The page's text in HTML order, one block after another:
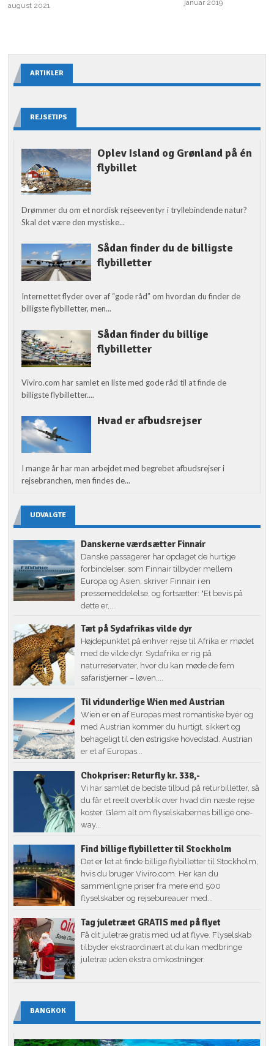
august 2021
januar 2019
ARTIKLER
REJSETIPS
Oplev Island og Grønland på én
flybillet
Drømmer du om et nordisk rejseeventyr i tryllebindende natur?
Skal det være den mystiske...
Sådan finder du de billigste
flybilletter
Internettet flyder over af “gode råd” om hvordan du finder de
billigste flybilletter, men...
Sådan finder du billige
flybilletter
Viviro.com har samlet en liste med gode råd til at finde de
billigste flybilletter....
Hvad er afbudsrejser
I mange år har man arbejdet med begrebet afbudsrejser i
rejsebranchen, men findes de...
UDVALGTE
Danskerne værdsætter Finnair
Danske passagerer har opdaget de hurtige
forbindelser, som Finnair tilbyder mellem
Europa og Asien, skriver Finnair i en
pressemeddelelse, og fortsætter: "Et bevis på
dette er,...
Tæt på Sydafrikas vilde dyr
Højdepunktet på enhver rejse til Afrika er mødet
med de vilde dyr. Sydafrika er rig på
naturreservater, hvor du kan møde de fem
safaristjerner – løven,...
Til vidunderlige Wien med Austrian
Wien er en af Europas mest romantiske byer og
med Austrian kommer du hurtigt, sikkert og
behageligt til den østrigske hovedstad. Austrian
er et af Europas...
Chokpriser: Returfly kr. 338,-
Vi har samlet de bedste tilbud på returbilletter, så
du får et reelt overblik over hvad din næste rejse
koster. Glem alt om flyselskabernes billige one-
way...
Find billige flybilletter til Stockholm
Det er let at finde billige flybilletter til Stockholm,
hvis du bruger Viviro.com. Her kan du
sammenligne priser fra mere end 500
flyselskaber og rejsebureauer med...
Tag juletræet GRATIS med på flyet
Få dit juletræ gratis med ud at flyve. Flyselskab
tilbyder ekstraordinært at du kan medbringe
juletræ uden ekstra omkostninger.
BANGKOK